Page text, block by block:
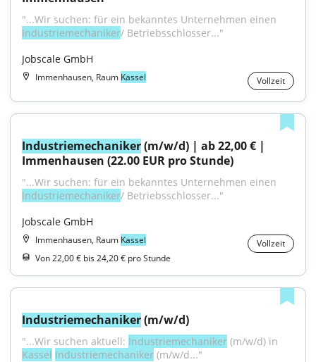
Industriemechaniker/ Betriebsschlosser..."
Jobscale GmbH
Immenhausen, Raum Kassel Vollzeit
Industriemechaniker (m/w/d) | ab 22,00 € |
Immenhausen (22.00 EUR pro Stunde)
Industriemechaniker/ Betriebsschlosser..."
Jobscale GmbH
Immenhausen, Raum Kassel
Vollzeit
Von 22,00 € bis 24,20 € pro Stunde
Industriemechaniker (m/w/d)
"...Wir suchen aktuell: Industriemechaniker
Kassel Industriemechaniker (m/w/d..."